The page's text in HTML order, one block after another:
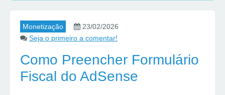
Monetização
23/02/2026
Seja o primeiro a comentar!
Como Preencher Formulário
Fiscal do AdSense